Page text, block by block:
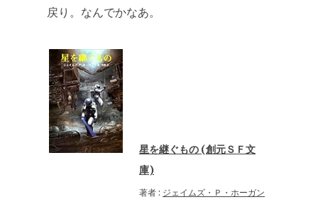
戻り。なんでかなあ。
星を継ぐもの (創元ＳＦ文
庫)
著者 : ジェイムズ・Ｐ・ホーガン